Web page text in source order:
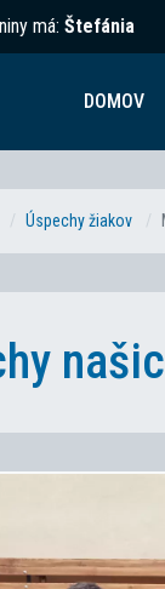
má: Štefánia
DOMOV
Úspechy žiakov